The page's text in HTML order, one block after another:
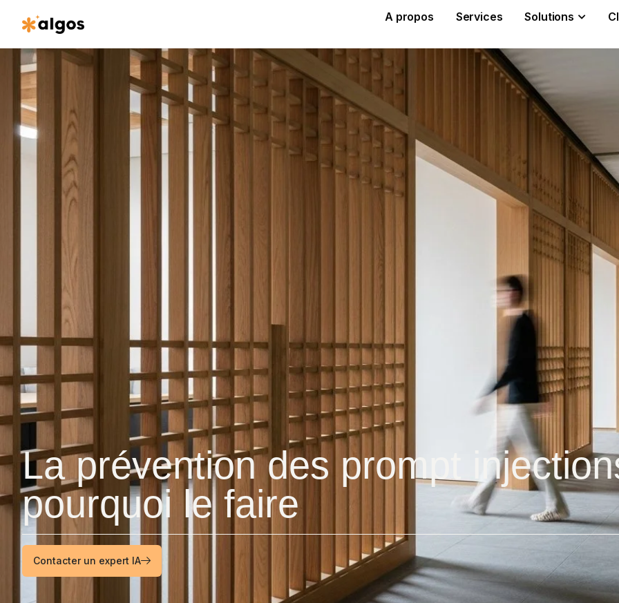
A propos Services Solutions
La prévention des prompt
pourquoi le faire
Contacter un expert IA